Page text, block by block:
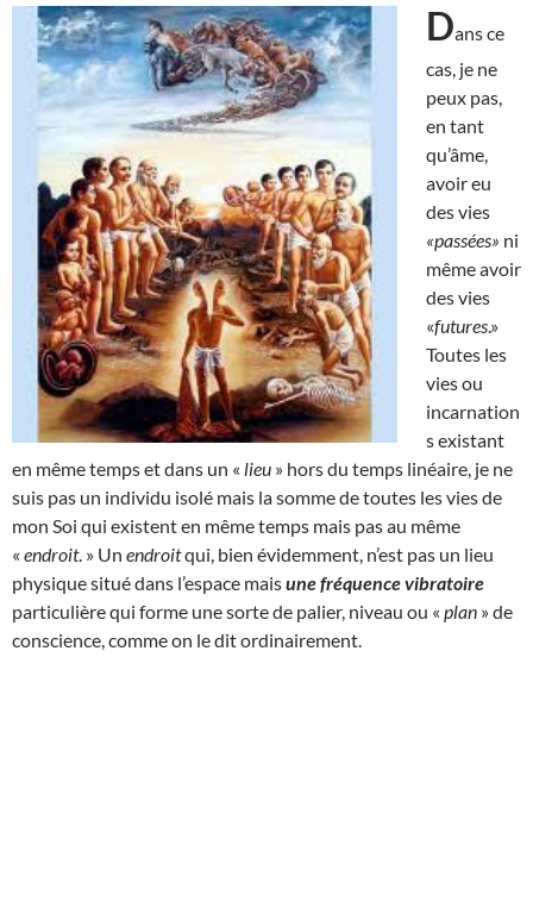
Dans ce
cas, je ne
peux pas,
en tant
qu’âme,
avoir eu
des vies
«passées» ni
même avoir
des vies
«futures.»
Toutes les
vies ou
incarnation
s existant
en même temps et dans un « lieu » hors du temps linéaire, je ne
suis pas un individu isolé mais la somme de toutes les vies de
mon Soi qui existent en même temps mais pas au même
« endroit. » Un endroitqui, bien évidemment, n’est pas un lieu
physique situé dans l’espace maisune fréquence vibratoire
particulière qui forme une sorte de palier, niveau ou « plan » de
conscience, comme on le dit ordinairement.